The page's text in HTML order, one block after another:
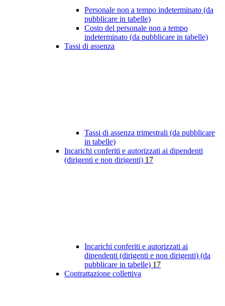
Personale non a tempo indeterminato (da
pubblicare in tabelle)
Costo del personale non a tempo
indeterminato (da pubblicare in tabelle)
Tassi di assenza
Tassi di assenza trimestrali (da pubblicare
in tabelle)
Incarichi conferiti e autorizzati ai dipendenti
(dirigenti e non dirigenti) 17
Incarichi conferiti e autorizzati ai
dipendenti (dirigenti e non dirigenti) (da
pubblicare in tabelle) 17
Contrattazione collettiva